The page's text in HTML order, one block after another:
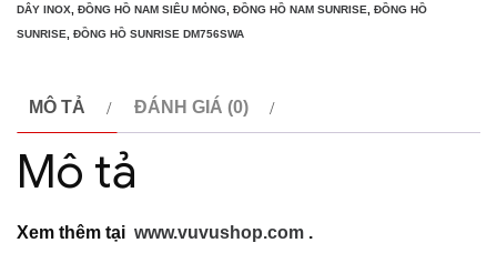
DM756SWA
-
TIME
số
lượng
DÂY INOX
ĐỒNG HỒ NAM SIÊU MỎNG ĐỒNG HỒ NAM SUNRISE
ĐỒNG HỒ
SUNRISE
ĐỒNG HỒ SUNRISE DM756SWA
MÔ TẢ ĐÁNH GIÁ (0)
Mô tả
Xem thêm tại www.vuvushop.com .